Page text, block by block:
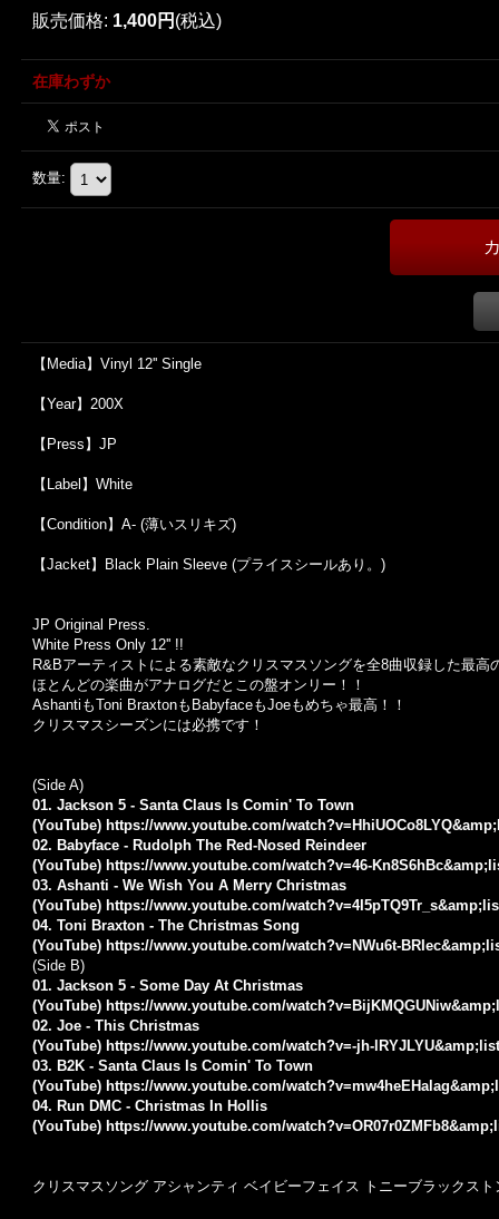
販売価格: 1,400円 (税込)
在庫わずか
数量:
【Media】Vinyl 12'' Single
【Year】200X
【Press】JP
【Label】White
【Condition】A- (薄いスリキズ)
【Jacket】Black Plain Sleeve (プライスシールあり。)
JP Original Press.
White Press Only 12'' !!
R&Bアーティストによる素敵なクリスマスソングを全8曲収録した最高
ほとんどの楽曲がアナログだとこの盤オンリー！！
AshantiもToni BraxtonもBabyfaceもJoeもめちゃ最高！！
クリスマスシーズンには必携です！
(Side A)
01. Jackson 5 - Santa Claus Is Comin' To Town
(YouTube) https://www.youtube.com/
02. Babyface - Rudolph The Red-Nosed Reindeer
(YouTube) https://www.youtube.com/watch?v=46-
03. Ashanti - We Wish You A Merry Christmas
(YouTube) https://www.youtube.com/
04. Toni Braxton - The Christmas Song
(YouTube) https://www.youtube.com/watch?v=NWu6t-
(Side B)
01. Jackson 5 - Some Day At Christmas
(YouTube) https://www.youtube.com/
02. Joe - This Christmas
(YouTube) https://www.youtube.com/watch?v=-jh-
03. B2K - Santa Claus Is Comin' To Town
(YouTube) https://www.youtube.com/
04. Run DMC - Christmas In Hollis
(YouTube) https://www.youtube.com/
クリスマスソング アシャンティ ベイビーフェイス トニーブラックス